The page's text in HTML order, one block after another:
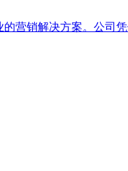
营销解决方案。公司